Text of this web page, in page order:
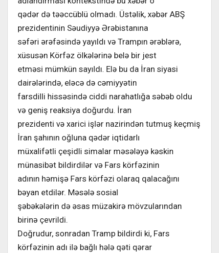
qədər də təəccüblü olmadı. Üstəlik, xəbər ABŞ
prezidentinin Səudiyyə Ərəbistanına
səfəri ərəfəsində yayıldı və Trampın ərəblərə,
xüsusən Körfəz ölkələrinə belə bir jest
etməsi mümkün sayıldı. Elə bu da İran siyasi
dairələrində, eləcə də cəmiyyətin
farsdilli hissəsində ciddi narahatlığa səbəb oldu
və geniş reaksiya doğurdu. İran
prezidenti və xarici işlər nazirindən tutmuş keçmiş
İran şahının oğluna qədər iqtidarlı
müxalifətli çeşidli simalar məsələyə kəskin
münasibət bildirdilər və Fars körfəzinin
adının həmişə Fars körfəzi olaraq qalacağını
bəyan etdilər. Məsələ sosial
şəbəkələrin də əsas müzakirə mövzularından
birinə çevrildi.
Doğrudur, sonradan Tramp bildirdi ki, Fars
körfəzinin adı ilə bağlı hələ qəti qərar